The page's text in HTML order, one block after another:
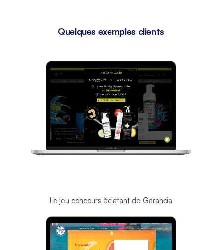
Quelques exemples clients
Le jeu concours éclatant de Garancia